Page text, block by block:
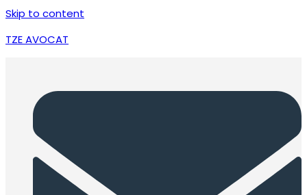
Skip to content
TZE AVOCAT